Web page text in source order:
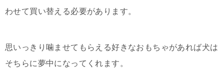
わせて買い替える必要があります。
思いっきり噛ませてもらえる好きなおもちゃがあれば犬は
そちらに夢中になってくれます。